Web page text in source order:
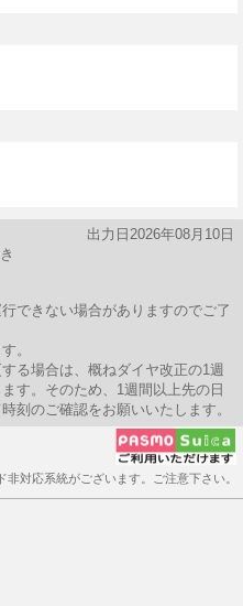
出力日2026年08月10日
できない場合がありますのでご了
。
る場合は、概ねダイヤ改正の1週
す。そのため、1週間以上先の日
刻のご確認をお願いいたします。
対応系統がございます。ご注意下さい。